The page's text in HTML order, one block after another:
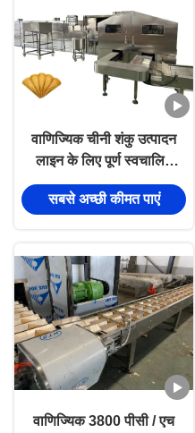
वाणिज्यिक चीनी शंकु उत्पादन
लाइन के लिए पूर्ण स्वचालित
आइसक्रीम शंकु बेकिंग मशीन
सबसे अच्छी कीमत पाएं
वाणिज्यिक 3800 पीसी / एच